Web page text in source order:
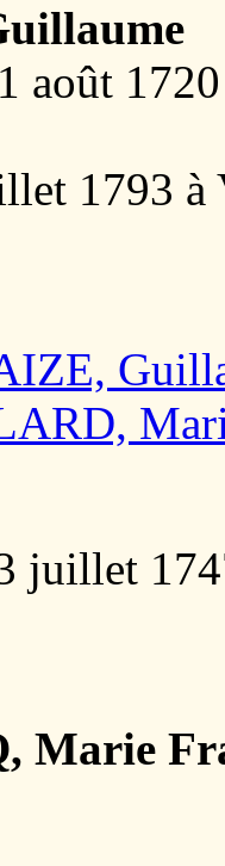
août
1793
juillet
Marie